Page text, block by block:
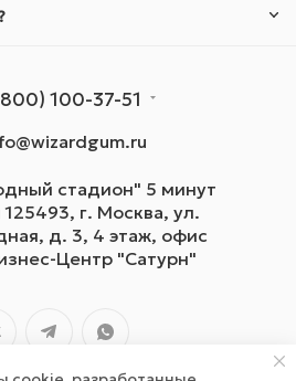
100-37-51
стадион" 5 минут
г. Москва, ул.
д. 3, 4 этаж, офис
Центр "Сатурн"